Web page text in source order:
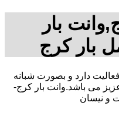
بار
بار کرج
دارد و بصورت شبانه
می باشد.وانت بار کرج-
و نیسان